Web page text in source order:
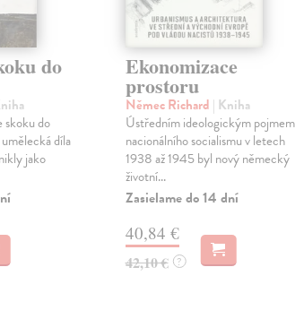
do
skoku do
díla
jako
Ekonomizace
prostoru
Němec Richard | Kniha
Ústředním ideologickým pojmem
nacionálního socialismu v letech
1938 až 1945 byl nový německý
životní...
Zasielame do 14 dní
40,84 €
42,10 € ?